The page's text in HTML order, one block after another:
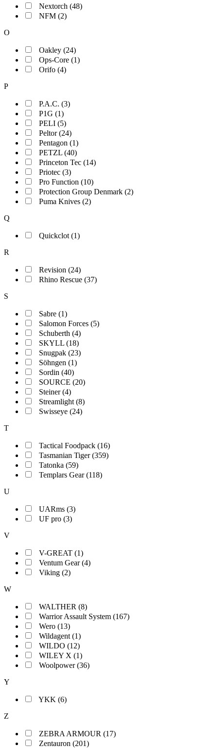
Nextorch (48)
NFM (2)
O
Oakley (24)
Ops-Core (1)
Orifo (4)
P
P.A.C. (3)
P1G (1)
PELI (5)
Peltor (24)
Pentagon (1)
PETZL (40)
Princeton Tec (14)
Priotec (3)
Pro Function (10)
Protection Group Denmark (2)
Puma Knives (2)
Q
Quickclot (1)
R
Revision (24)
Rhino Rescue (37)
S
Sabre (1)
Salomon Forces (5)
Schuberth (4)
SKYLL (18)
Snugpak (23)
Söhngen (1)
Sordin (40)
SOURCE (20)
Steiner (4)
Streamlight (8)
Swisseye (24)
T
Tactical Foodpack (16)
Tasmanian Tiger (359)
Tatonka (59)
Templars Gear (118)
U
UARms (3)
UF pro (3)
V
V-GREAT (1)
Ventum Gear (4)
Viking (2)
W
WALTHER (8)
Warrior Assault System (167)
Wero (13)
Wildagent (1)
WILDO (12)
WILEY X (1)
Woolpower (36)
Y
YKK (6)
Z
ZEBRA ARMOUR (17)
Zentauron (201)